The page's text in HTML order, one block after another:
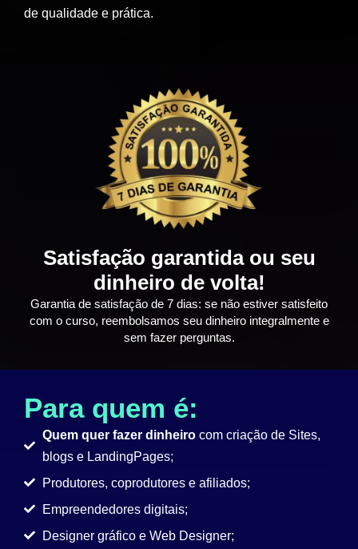
de qualidade e prática.
Satisfação garantida ou seu
dinheiro de volta!
Garantia de satisfação de 7 dias: se não estiver satisfeito
com o curso, reembolsamos seu dinheiro integralmente e
sem fazer perguntas.
Para quem é:
Quem quer fazer dinheiro com criação de Sites,
blogs e LandingPages;
Produtores, coprodutores e afiliados;
Empreendedores digitais;
Designer gráfico e Web Designer;